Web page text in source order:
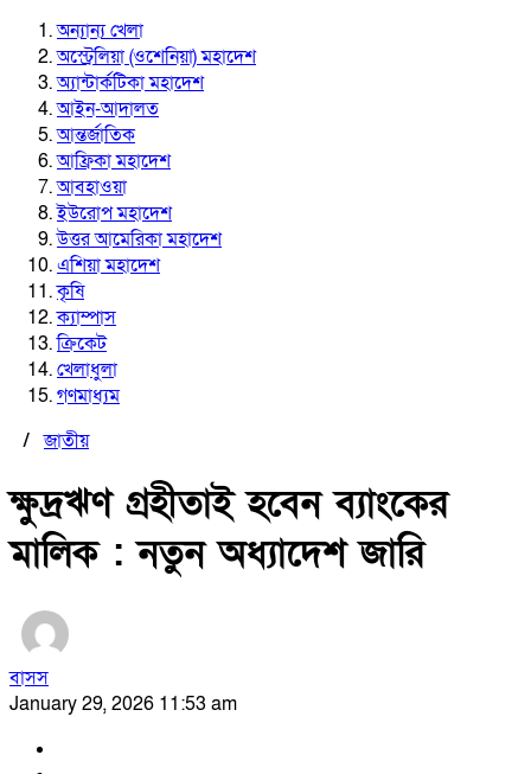
অন্যান্য খেলা
অস্ট্রেলিয়া (ওশেনিয়া) মহাদেশ
অ্যান্টার্কটিকা মহাদেশ
আইন-আদালত
আন্তর্জাতিক
আফ্রিকা মহাদেশ
আবহাওয়া
ইউরোপ মহাদেশ
উত্তর আমেরিকা মহাদেশ
এশিয়া মহাদেশ
কৃষি
ক্যাম্পাস
ক্রিকেট
খেলাধুলা
গণমাধ্যম
/জাতীয়
ক্ষুদ্রঋণ গ্রহীতাই হবেন ব্যাংকের
মালিক : নতুন অধ্যাদেশ জারি
বাসস
January 29, 2026 11:53 am